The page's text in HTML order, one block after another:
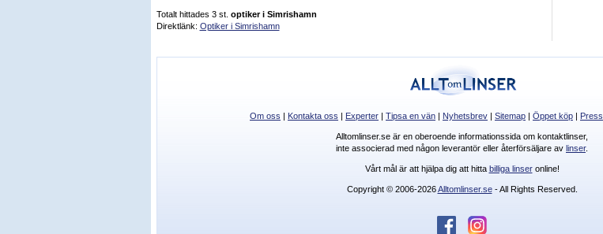
Totalt hittades 3 st. optiker i Simrishamn
Direktlänk: Optiker i Simrishamn
Om oss | Kontakta oss | Experter | Tipsa en vän | Nyhetsbrev | Sitemap | Öppet köp | Press
Alltomlinser.se är en oberoende informationssida om kontaktlinser,
inte associerad med någon leverantör eller återförsäljare av linser.
Vårt mål är att hjälpa dig att hitta billiga linseronline!
Copyright © 2006-2026Alltomlinser.se- All Rights Reserved.